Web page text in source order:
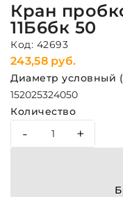
Кран
11Б6бк 50
Код: 42693
243,58 руб.
Диаметр условный
152025324050
Количество
- +